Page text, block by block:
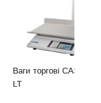
Ваги торгові CAS AP-M
LT